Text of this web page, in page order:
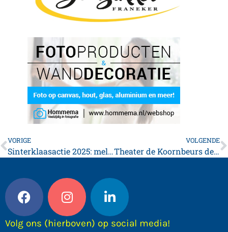
VORIGE
Sinterklaasactie 2025: meld je nu aan voor een gevuld schoentje!
VOLGENDE
Theater de Koornbeurs deze week
Volg ons (hierboven) op social media!